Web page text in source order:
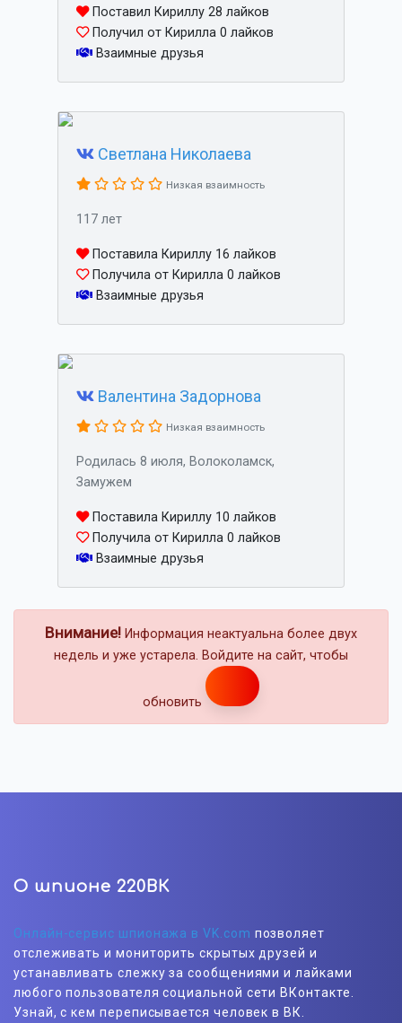
Поставил Кириллу 28 лайков
Получил от Кирилла 0 лайков
Взаимные друзья
Светлана Николаева
Низкая взаимность
117 лет
Поставила Кириллу 16 лайков
Получила от Кирилла 0 лайков
Взаимные друзья
Валентина Задорнова
Низкая взаимность
Родилась 8 июля, Волоколамск,
Замужем
Поставила Кириллу 10 лайков
Получила от Кирилла 0 лайков
Взаимные друзья
Внимание! Информация неактуальна более двух
недель и уже устарела. Войдите на сайт, чтобы
обновить
О шпионе 220ВК
Онлайн-сервис шпионажа в VK.com позволяет
отслеживать и мониторить скрытых друзей и
устанавливать слежку за сообщениями и лайками
любого пользователя социальной сети ВКонтакте.
Узнай, с кем переписывается человек в ВК.